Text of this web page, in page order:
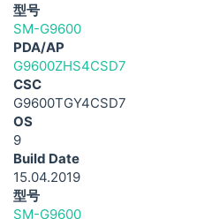
型号
SM-G9600
PDA/AP
G9600ZHS4CSD7
CSC
G9600TGY4CSD7
OS
9
Build Date
15.04.2019
型号
SM-G9600